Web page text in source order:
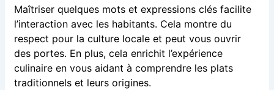
Maîtriser quelques mots et expressions clés facilite
l’interaction avec les habitants. Cela montre du
respect pour la culture locale et peut vous ouvrir
des portes. En plus, cela enrichit l’expérience
culinaire en vous aidant à comprendre les plats
traditionnels et leurs origines.